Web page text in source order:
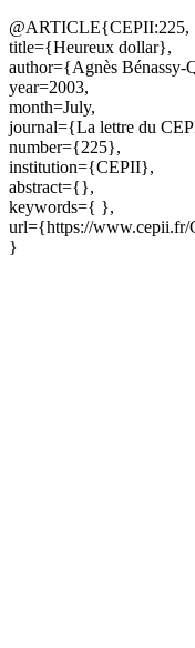
@ARTICLE{CEPII:225,
title={Heureux dollar},
author={Agnès Bénassy-
year=2003,
month=July,
journal={La lettre du
number={225},
institution={CEPII},
abstract={},
keywords={ },
url={https://www.cepii.fr/
}